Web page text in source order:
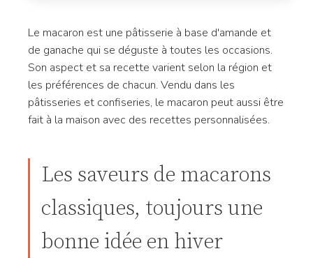
Le macaron est une pâtisserie à base d'amande et
de ganache qui se déguste à toutes les occasions.
Son aspect et sa recette varient selon la région et
les préférences de chacun. Vendu dans les
pâtisseries et confiseries, le macaron peut aussi être
fait à la maison avec des recettes personnalisées.
Les saveurs de macarons
classiques, toujours une
bonne idée en hiver